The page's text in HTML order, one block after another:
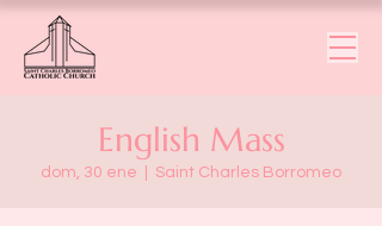
English Mass
dom, 30 ene Saint Charles Borromeo